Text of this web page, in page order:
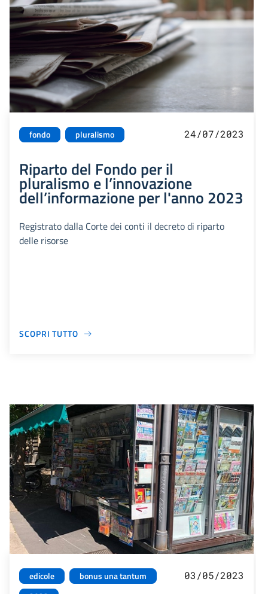
fondo pluralismo 24/07/2023
Riparto del Fondo per il
pluralismo e l’innovazione
dell’informazione per l'anno 2023
Registrato dalla Corte dei conti il decreto di riparto
delle risorse
SCOPRI TUTTO
edicole
bonus una tantum
03/05/2023